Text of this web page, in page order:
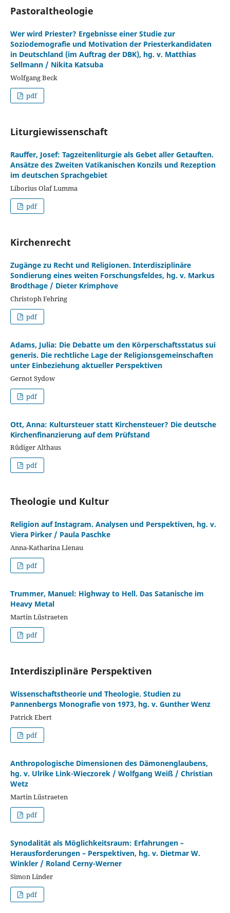
Pastoraltheologie
Wer wird Priester? Ergebnisse einer Studie zur
Soziodemografie und Motivation der Priesterkandidaten
in Deutschland (im Auftrag der DBK), hg. v. Matthias
Sellmann / Nikita Katsuba
Wolfgang Beck
pdf
Liturgiewissenschaft
Rauffer, Josef: Tagzeitenliturgie als Gebet aller Getauften.
Ansätze des Zweiten Vatikanischen Konzils und Rezeption
im deutschen Sprachgebiet
Liborius Olaf Lumma
pdf
Kirchenrecht
Zugänge zu Recht und Religionen. Interdisziplinäre
Sondierung eines weiten Forschungsfeldes, hg. v. Markus
Brodthage / Dieter Krimphove
Christoph Fehring
pdf
Adams, Julia: Die Debatte um den Körperschaftsstatus sui
generis. Die rechtliche Lage der Religionsgemeinschaften
unter Einbeziehung aktueller Perspektiven
Gernot Sydow
pdf
Ott, Anna: Kultursteuer statt Kirchensteuer? Die deutsche
Kirchenfinanzierung auf dem Prüfstand
Rüdiger Althaus
pdf
Theologie und Kultur
Religion auf Instagram. Analysen und Perspektiven, hg. v.
Viera Pirker / Paula Paschke
Anna-Katharina Lienau
pdf
Trummer, Manuel: Highway to Hell. Das Satanische im
Heavy Metal
Martin Lüstraeten
pdf
Interdisziplinäre Perspektiven
Wissenschaftstheorie und Theologie. Studien zu
Pannenbergs Monografie von 1973, hg. v. Gunther Wenz
Patrick Ebert
pdf
Anthropologische Dimensionen des Dämonenglaubens,
hg. v. Ulrike Link-Wieczorek / Wolfgang Weiß / Christian
Wetz
Martin Lüstraeten
pdf
Synodalität als Möglichkeitsraum: Erfahrungen –
Herausforderungen – Perspektiven, hg. v. Dietmar W.
Winkler / Roland Cerny-Werner
Simon Linder
pdf